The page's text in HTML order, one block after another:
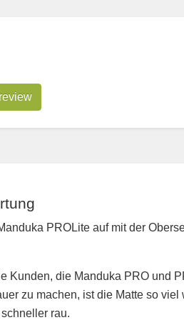
PROLite auf mit der
Kunden, die Manduka PRO und
zu machen, ist die Matte so
rau.